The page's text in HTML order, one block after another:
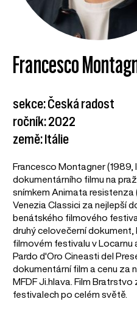
Francesco
sekce: Česká radost
ročník: 2022
země: Itálie
Francesco Montagner (1989,
dokumentárního filmu na
snímkem Animata resistenza
Venezia Classici za nejlepší
benátského filmového
druhý celovečerní dokument,
filmovém festivalu v Locarnu
Pardo d'Oro Cineasti del
dokumentární film a cenu za
MFDF Ji.hlava. Film
festivalech po celém světě.